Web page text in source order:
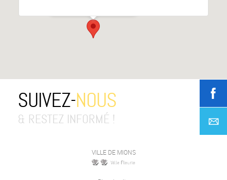
SUIVEZ-NOUS
& RESTEZ INFORMÉ !
VILLE DE MIONS